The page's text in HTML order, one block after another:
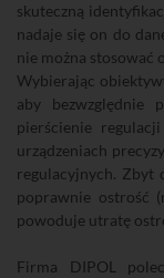
skuteczną
nadaje się on do
nie można stosować
Wybierając
aby bezwzględnie
pierścienie
urządzeniach
regulacyjnych. Zbyt
poprawnie ostrość
powoduje utratę
Firma DIPOL